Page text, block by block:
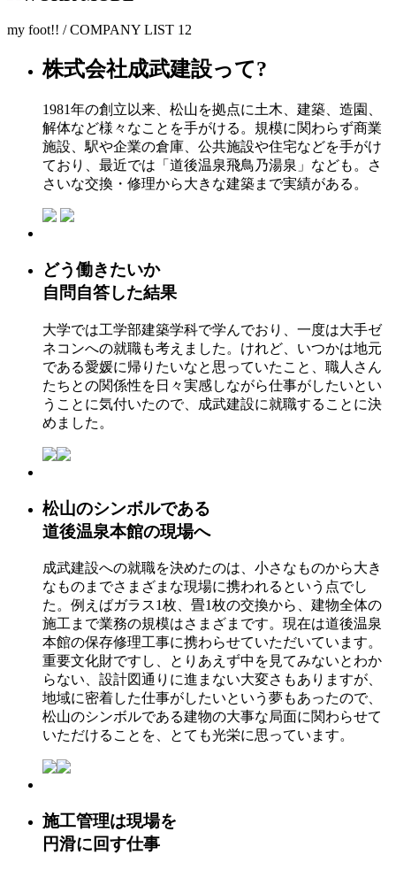
my foot!! / COMPANY LIST 12
株式会社成武建設って?
1981年の創立以来、松山を拠点に土木、建築、造園、
解体など様々なことを手がける。規模に関わらず商業
施設、駅や企業の倉庫、公共施設や住宅などを手がけ
ており、最近では「道後温泉飛鳥乃湯泉」なども。さ
さいな交換・修理から大きな建築まで実績がある。
どう働きたいか
自問自答した結果
大学では工学部建築学科で学んでおり、一度は大手ゼ
ネコンへの就職も考えました。けれど、いつかは地元
である愛媛に帰りたいなと思っていたこと、職人さん
たちとの関係性を日々実感しながら仕事がしたいとい
うことに気付いたので、成武建設に就職することに決
めました。
松山のシンボルである
道後温泉本館の現場へ
成武建設への就職を決めたのは、小さなものから大き
なものまでさまざまな現場に携われるという点でし
た。例えばガラス1枚、畳1枚の交換から、建物全体の
施工まで業務の規模はさまざまです。現在は道後温泉
本館の保存修理工事に携わらせていただいています。
重要文化財ですし、とりあえず中を見てみないとわか
らない、設計図通りに進まない大変さもありますが、
地域に密着した仕事がしたいという夢もあったので、
松山のシンボルである建物の大事な局面に関わらせて
いただけることを、とても光栄に思っています。
施工管理は現場を
円滑に回す仕事